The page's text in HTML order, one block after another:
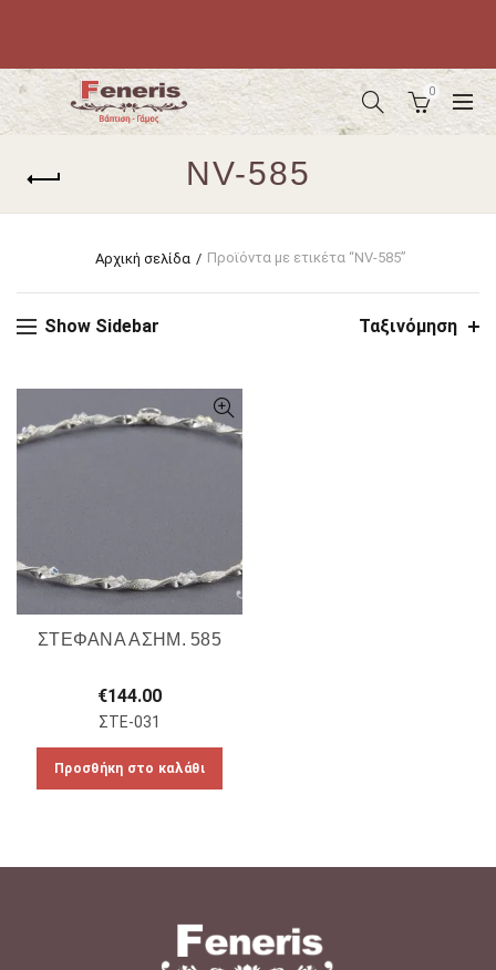
0
NV-585
Αρχική σελίδα Προϊόντα με ετικέτα “NV-585”
Show Sidebar Ταξινόμηση
ΣΤΕΦΑΝΑ ΑΣΗΜ. 585
€144.00
ΣΤΕ-031
Προσθήκη στο καλάθι